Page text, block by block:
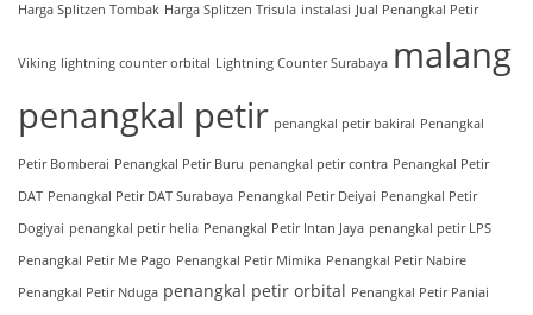
Harga Splitzen Tombak Harga Splitzen Trisula instalasi Jual Penangkal Petir
Viking lightning counter orbital Lightning Counter Surabaya malang
penangkal petir penangkal petir bakiral Penangkal
Petir Bomberai Penangkal Petir Buru penangkal petir contra Penangkal Petir
DAT Penangkal Petir DAT Surabaya Penangkal Petir Deiyai Penangkal Petir
Dogiyai penangkal petir helia Penangkal Petir Intan Jaya penangkal petir LPS
Penangkal Petir Me Pago Penangkal Petir Mimika Penangkal Petir Nabire
Penangkal Petir Nduga penangkal petir orbital Penangkal Petir Paniai